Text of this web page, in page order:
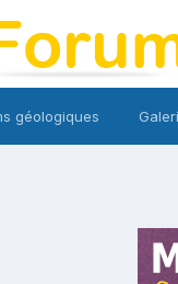
géologiques